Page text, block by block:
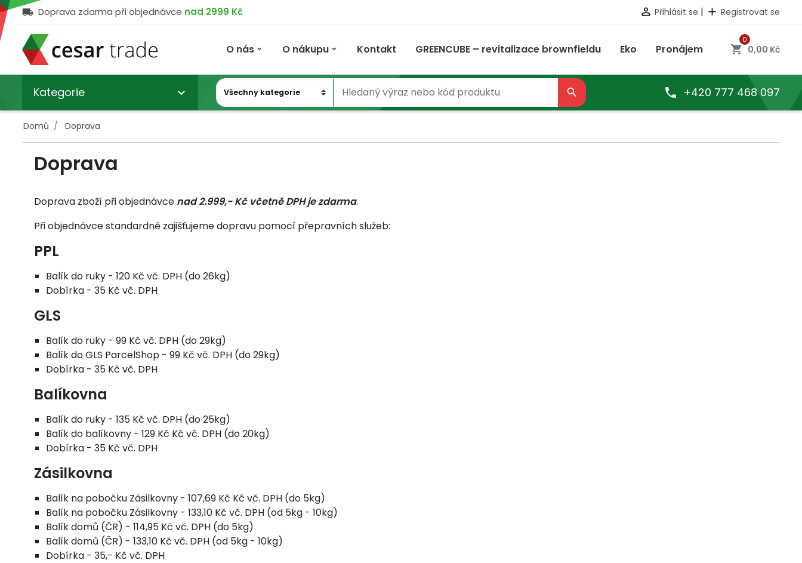
 Doprava zdarma při objednávce nad 2999 Kč  Přihlásit se | add Registrovat se
O nás
KARIÉRA
NÁS
HISTORIE
NÁŠ
TÝM
CERTIFIKACE A
OCENĚNÍ
SOCIÁLNÍ
PODNIK
PARTNERSTVÍ A
SPOLUPRÁCE
EKO
GREENCUBE – REVITALIZACE
O nákupu
OBCHODNÍ PODMÍNKY DOPRAVA NÁHRADNÍ PLNĚNÍ VĚRNOSTNÍ PROGRAM PRO FIRMY GDPR REKLAMACE ODSTOUPENÍ OD SMLOUVY
Kontakt GREENCUBE – revitalizace brownfieldu Eko Pronájem shopping_cart 0,00 Kč
0
Kategorie keyboard_arrow_down   +420 777 468 097
Domů Doprava
Doprava
Doprava zboží při objednávce nad 2.999,- Kč včetně DPH je zdarma.
Při objednávce standardně zajišťujeme dopravu pomocí přepravních služeb:
PPL
Balík do ruky - 120 Kč vč. DPH (do 26kg)
Dobírka - 35 Kč vč. DPH
GLS
Balík do ruky - 99 Kč vč. DPH (do 29kg)
Balík do GLS ParcelShop - 99 Kč vč. DPH (do 29kg)
Dobírka - 35 Kč vč. DPH
Balíkovna
Balík do ruky - 135 Kč vč. DPH (do 25kg)
Balík do balíkovny - 129 Kč Kč vč. DPH (do 20kg)
Dobírka - 35 Kč vč. DPH
Zásilkovna
Balík na pobočku Zásilkovny - 107,69 Kč Kč vč. DPH (do 5kg)
Balík na pobočku Zásilkovny - 133,10 Kč vč. DPH (od 5kg - 10kg)
Balík domů (ČR) - 114,95 Kč vč. DPH (do 5kg)
Balík domů (ČR) - 133,10 Kč vč. DPH (od 5kg - 10kg)
Dobírka - 35,- Kč vč. DPH